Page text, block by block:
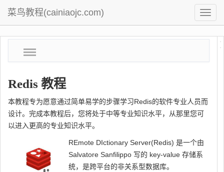
基
菜鸟教程(cainiaojc.com)
Redis 教程
本教程专为愿意通过简单易学的步骤学习Redis的软件专业人员而
设计。完成本教程后，您将处于中等专业知识水平，从那里您可
以进入更高的专业知识水平。
REmote DIctionary Server(Redis) 是一个由
Salvatore Sanfilippo 写的 key-value 存储系
统，是跨平台的非关系型数据库。